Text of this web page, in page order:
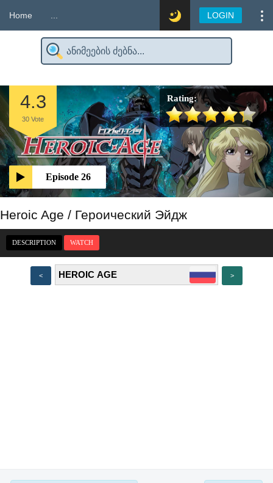
Home LOGIN
Episode 26
4.3
30 Vote
Rating:
Heroic Age / Героический Эйдж
DESCRIPTION WATCH
< >